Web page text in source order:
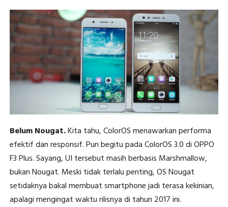
Belum Nougat.Kita tahu, ColorOS menawarkan performa
efektif dan responsif. Pun begitu pada ColorOS 3.0 di OPPO
F3 Plus. Sayang, UI tersebut masih berbasis Marshmallow,
bukan Nougat. Meski tidak terlalu penting, OS Nougat
setidaknya bakal membuat smartphone jadi terasa kekinian,
apalagi mengingat waktu rilisnya di tahun 2017 ini.